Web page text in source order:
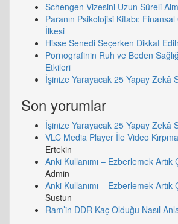
Schengen Vizesini Uzun Süreli
Paranın Psikolojisi Kitabı:
İlkesi
Hisse Senedi Seçerken Dikkat
Pornografinin Ruh ve Beden
Etkileri
İşinize Yarayacak 25 Yapay Zekâ
Son yorumlar
İşinize Yarayacak 25 Yapay Zekâ
VLC Media Player İle Video Kırpma
Ertekin
Anki Kullanımı – Ezberlemek Artık
Admin
Anki Kullanımı – Ezberlemek Artık
Sustun
Ram’in DDR Kaç Olduğu Nasıl